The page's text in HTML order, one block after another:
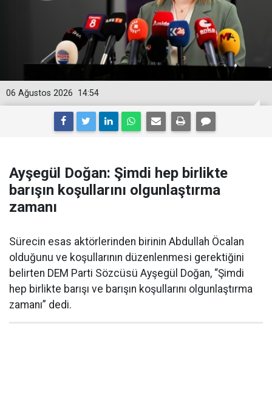
14:54
06 Ağustos 2026
Ayşegül Doğan: Şimdi hep birlikte
barışın koşullarını olgunlaştırma
zamanı
Sürecin esas aktörlerinden birinin Abdullah Öcalan
olduğunu ve koşullarının düzenlenmesi gerektiğini
belirten DEM Parti Sözcüsü Ayşegül Doğan, “Şimdi
hep birlikte barışı ve barışın koşullarını olgunlaştırma
zamanı” dedi.